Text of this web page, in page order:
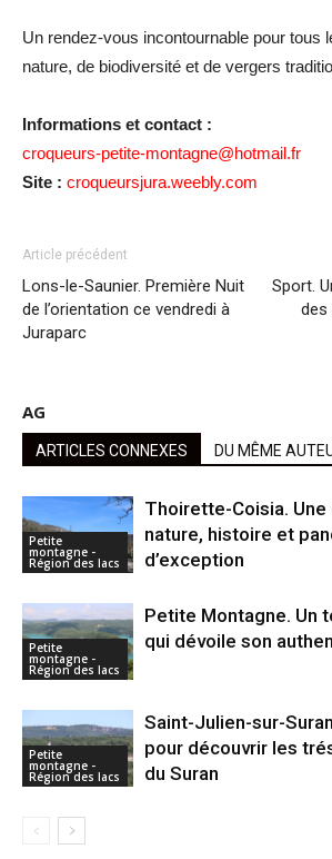
Un rendez-vous incontournable pour tous
nature, de biodiversité et de vergers
Informations et contact :
croqueurs-petite-montagne@hotmail.fr
Site : croqueursjura.weebly.com
Article précédent
Lons-le-Saunier. Première Nuit
de l’orientation ce vendredi à
Juraparc
Sport.
des
AG
ARTICLES CONNEXES DU MÊME
Petite
montagne -
Région des lacs
Thoirette-Coisia.
nature, histoire et
d’exception
Petite
montagne -
Région des lacs
Petite Montagne. Un
qui dévoile son
Petite
montagne -
Région des lacs
Saint-Julien-sur-
pour découvrir les
du Suran